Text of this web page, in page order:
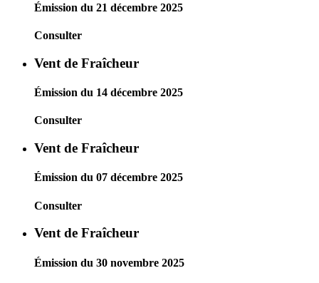
Émission du 21 décembre 2025
Consulter
Vent de Fraîcheur
Émission du 14 décembre 2025
Consulter
Vent de Fraîcheur
Émission du 07 décembre 2025
Consulter
Vent de Fraîcheur
Émission du 30 novembre 2025